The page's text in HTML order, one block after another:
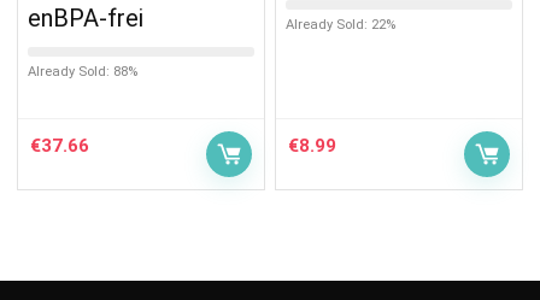
enBPA-frei
Already Sold: 88%
€37.66
Already Sold: 22%
€8.99